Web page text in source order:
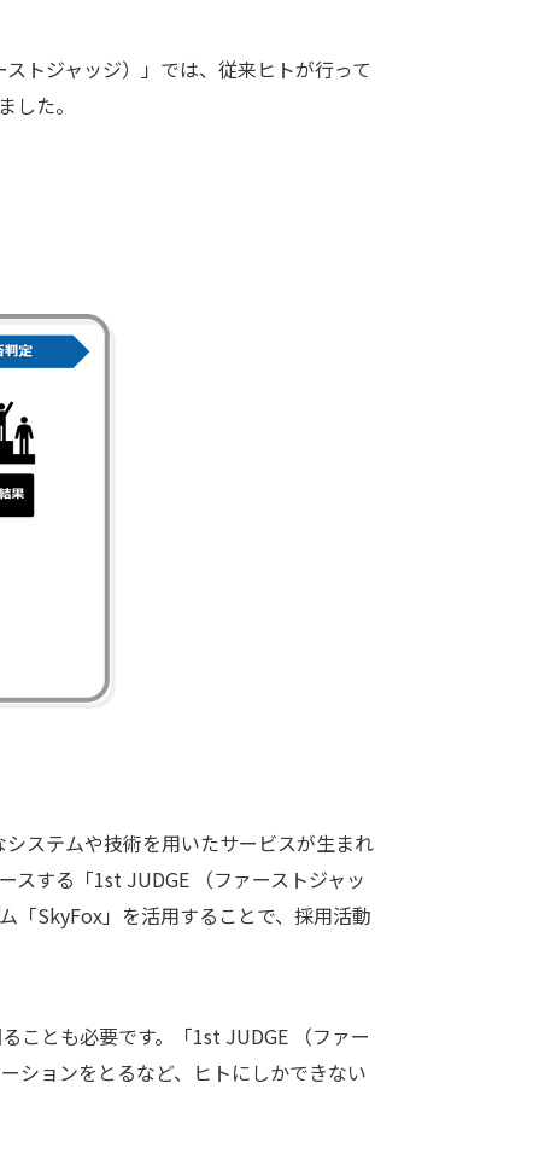
トジャッジ）」では、従来ヒトが行って
た。
ステムや技術を用いたサービスが生まれ
スする「1st JUDGE （ファーストジャッ
「SkyFox」を活用することで、採用活動
ことも必要です。「1st JUDGE （ファー
ションをとるなど、ヒトにしかできない